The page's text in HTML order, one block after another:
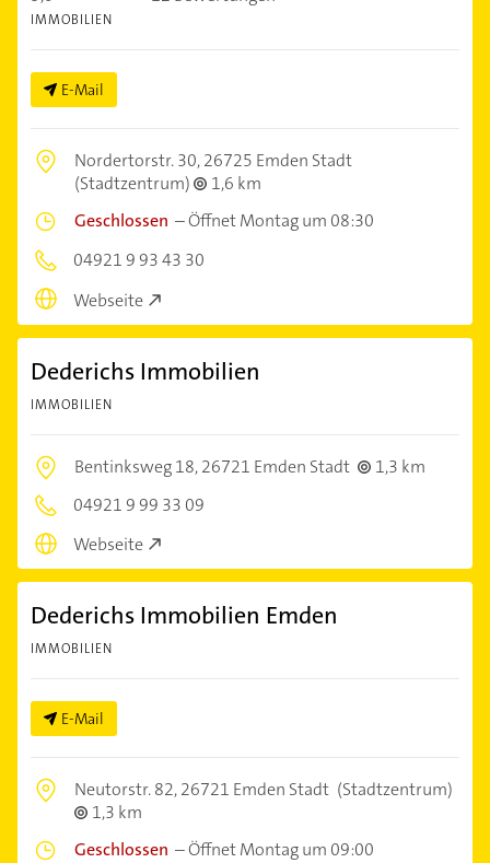
IMMOBILIEN
E-Mail
Nordertorstr. 30,26725 Emden Stadt
(Stadtzentrum)
1,6 km
Geschlossen –Öffnet Montag um 08:30
04921 9 93 43 30
Webseite
Dederichs Immobilien
IMMOBILIEN
Bentinksweg 18,26721 Emden Stadt
1,3 km
04921 9 99 33 09
Webseite
Dederichs Immobilien Emden
IMMOBILIEN
E-Mail
Neutorstr. 82,26721 Emden Stadt (Stadtzentrum)
1,3 km
Geschlossen –Öffnet Montag um 09:00